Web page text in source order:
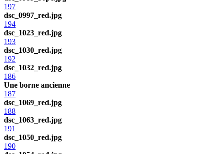
197
dsc_0997_red.jpg
194
dsc_1023_red.jpg
193
dsc_1030_red.jpg
192
dsc_1032_red.jpg
186
Une borne ancienne
187
dsc_1069_red.jpg
188
dsc_1063_red.jpg
191
dsc_1050_red.jpg
190